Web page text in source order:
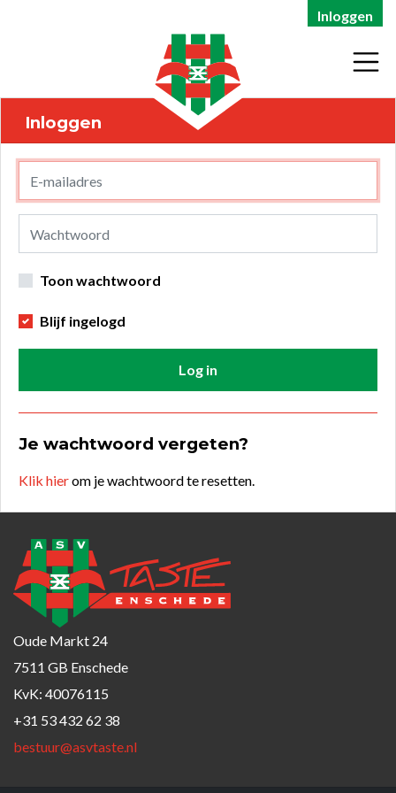
Inloggen
Inloggen
Toon wachtwoord
Blijf ingelogd
Log in
Je wachtwoord vergeten?
Klik hierom je wachtwoord te resetten.
Oude Markt 24
7511 GB Enschede
KvK: 40076115
+31 53 432 62 38
bestuur@asvtaste.nl